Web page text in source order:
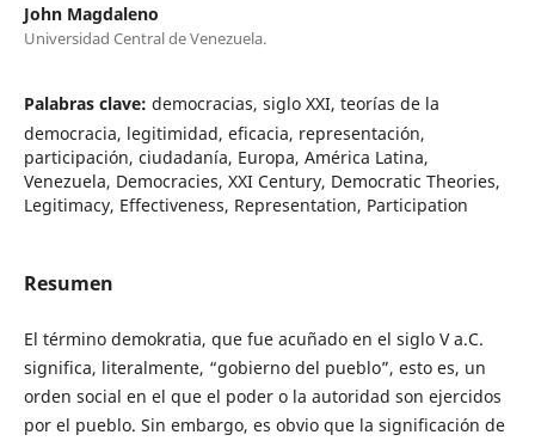
John Magdaleno
Universidad Central de Venezuela.
Palabras clave: democracias, siglo XXI, teorías de la
democracia, legitimidad, eficacia, representación,
participación, ciudadanía, Europa, América Latina,
Venezuela, Democracies, XXI Century, Democratic Theories,
Legitimacy, Effectiveness, Representation, Participation
Resumen
El término demokratia, que fue acuñado en el siglo V a.C.
significa, literalmente, “gobierno del pueblo”, esto es, un
orden social en el que el poder o la autoridad son ejercidos
por el pueblo. Sin embargo, es obvio que la significación de